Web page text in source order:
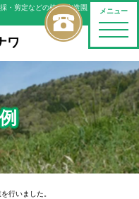
メニュー
toggle
・剪定などの植木屋/造園屋をお探しな
ワ
行いました。